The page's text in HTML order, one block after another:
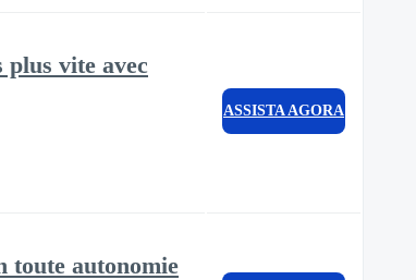
vite avec
ASSISTA AGORA
toute autonomie